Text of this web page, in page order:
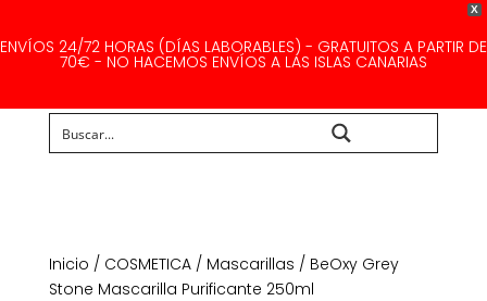
X
ENVÍOS 24/72 HORAS (DÍAS LABORABLES) - GRATUITOS A PARTIR DE
70€ - NO HACEMOS ENVÍOS A LAS ISLAS CANARIAS
Inicio / COSMETICA/ Mascarillas / BeOxy Grey
Stone Mascarilla Purificante 250ml